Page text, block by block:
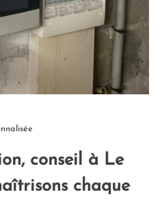
conseil à Le
chaque